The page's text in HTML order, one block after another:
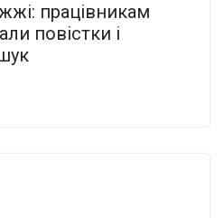
працівникам
повістки і